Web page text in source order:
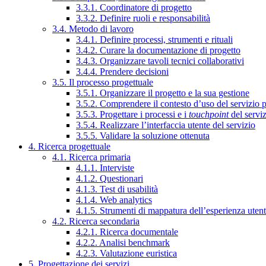
3.3.1. Coordinatore di progetto
3.3.2. Definire ruoli e responsabilità
3.4. Metodo di lavoro
3.4.1. Definire processi, strumenti e rituali
3.4.2. Curare la documentazione di progetto
3.4.3. Organizzare tavoli tecnici collaborativi
3.4.4. Prendere decisioni
3.5. Il processo progettuale
3.5.1. Organizzare il progetto e la sua gestione
3.5.2. Comprendere il contesto d’uso del servizio
3.5.3. Progettare i processi e i touchpointdel
3.5.4. Realizzare l’interfaccia utente del servizio
3.5.5. Validare la soluzione ottenuta
4. Ricerca progettuale
4.1. Ricerca primaria
4.1.1. Interviste
4.1.2. Questionari
4.1.3. Test di usabilità
4.1.4. Web analytics
4.1.5. Strumenti di mappatura dell’esperienza
4.2. Ricerca secondaria
4.2.1. Ricerca documentale
4.2.2. Analisi benchmark
4.2.3. Valutazione euristica
5. Progettazione dei servizi